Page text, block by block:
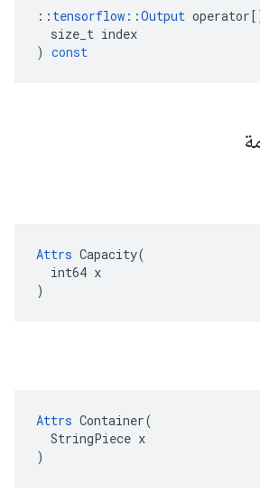
:: tensorflow ::Output operator
size_t index
) const
Attrs Capacity(
  int64 x
)
Attrs Container(
  StringPiece x
)